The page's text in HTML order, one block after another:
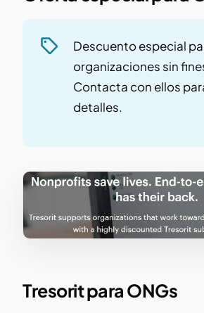
Descuento especial
organizaciones sin
Contacta con ellos
detalles.
Tresorit para ONGs